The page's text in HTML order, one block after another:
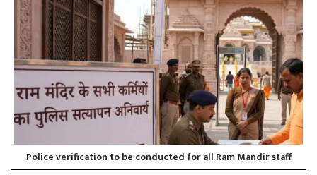
Police verification to be conducted for all Ram Mandir staff